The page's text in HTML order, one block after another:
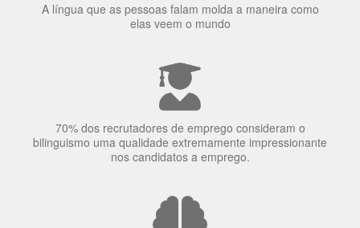
A língua que as pessoas falam molda a maneira como
elas veem o mundo
70% dos recrutadores de emprego consideram o
bilinguismo uma qualidade extremamente impressionante
nos candidatos a emprego.